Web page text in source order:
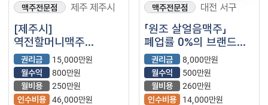
맥주전문점 제주 제주시
[제주시]
역전할머니맥주
양도양수 창업
(프랜차이즈/주점/
역전할맥)
권리금
15,000만원
월수익
800만원
월비용
250만원
인수비용 46,000만원
맥주전문점 대전 서구
「원조 살얼음맥주」
폐업률 0%의 브랜드
【역전할머니맥주】
권리금
8,000만원
월수익
500만원
월비용
260만원
인수비용
14,000만원